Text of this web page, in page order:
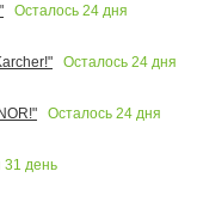
Осталось 24 дня
Осталось 24 дня
Осталось 24 дня
31 день